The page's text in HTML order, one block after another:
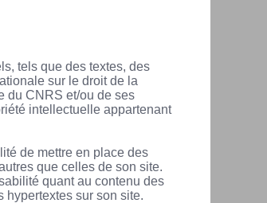
tels que des textes, des
sur le droit de la
du CNRS et/ou de ses
intellectuelle appartenant
de mettre en place des
que celles de son site.
quant au contenu des
hypertextes sur son site.